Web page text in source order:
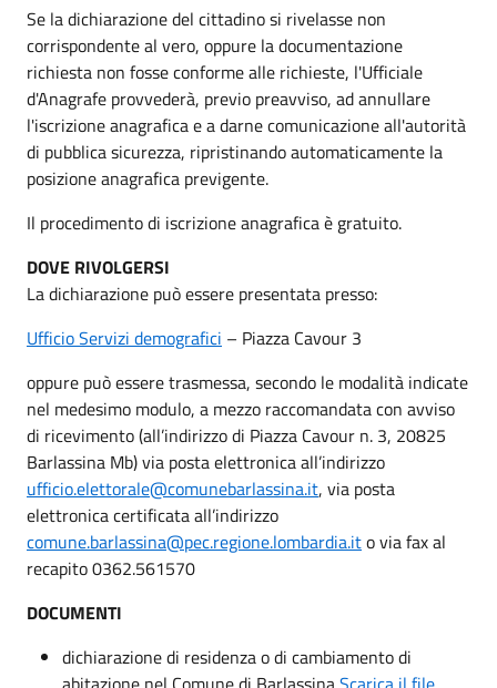
Se la dichiarazione del cittadino si rivelasse non
corrispondente al vero, oppure la documentazione
richiesta non fosse conforme alle richieste, l'Ufficiale
d'Anagrafe provvederà, previo preavviso, ad annullare
l'iscrizione anagrafica e a darne comunicazione all'autorità
di pubblica sicurezza, ripristinando automaticamente la
posizione anagrafica previgente.
Il procedimento di iscrizione anagrafica è gratuito.
DOVE RIVOLGERSI
La dichiarazione può essere presentata presso:
Ufficio Servizi demografici – Piazza Cavour 3
oppure può essere trasmessa, secondo le modalità indicate
nel medesimo modulo, a mezzo raccomandata con avviso
di ricevimento (all’indirizzo di Piazza Cavour n. 3, 20825
Barlassina Mb) via posta elettronica all’indirizzo
ufficio.elettorale@comunebarlassina.it, via posta
elettronica certificata all’indirizzo
comune.barlassina@pec.regione.lombardia.ito via fax al
recapito 0362.561570
DOCUMENTI
dichiarazione di residenza o di cambiamento di